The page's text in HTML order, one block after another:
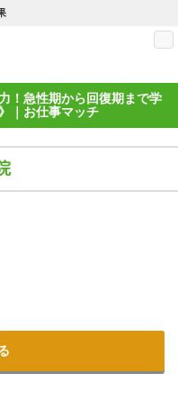
！急性期から回復期まで学
｜お仕事マッチ